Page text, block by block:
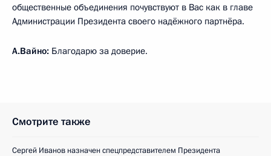
общественные объединения почувствуют в Вас как в главе
Администрации Президента своего надёжного партнёра.
А.Вайно: Благодарю за доверие.
Смотрите также
Сергей Иванов назначен спецпредставителем Президента